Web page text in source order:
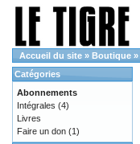
Accueil du site » Boutique »
Catégories
Abonnements
Intégrales (4)
Livres
Faire un don (1)